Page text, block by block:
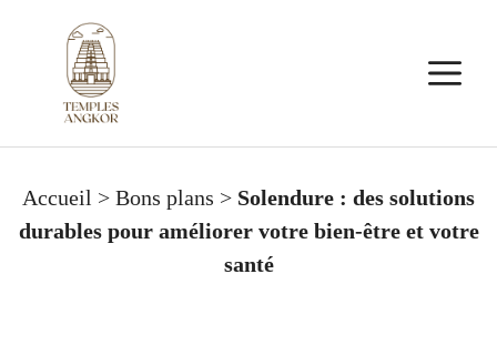
contenu
Accueil > Bons plans > Solendure : des solutions
durables pour améliorer votre bien-être et votre
santé